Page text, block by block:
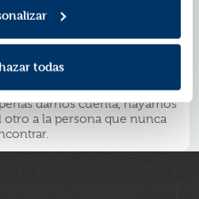
todas
de que necesitaba a alguien
a mí. De pronto Liam y
y acostumbradas a
a nadie, hemos tenido
por el bien del pequeño. Y
darnos cuenta, hayamos
a la persona que nunca